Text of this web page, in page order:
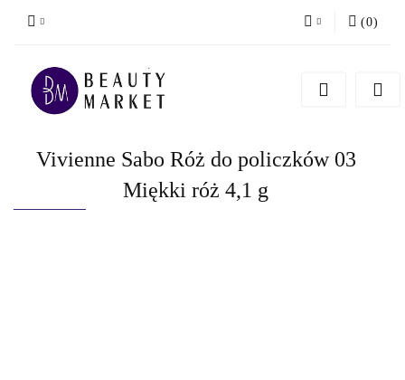
Zarejestruj się
(0)
Vivienne Sabo Róż do policzków 03
Miękki róż 4,1 g